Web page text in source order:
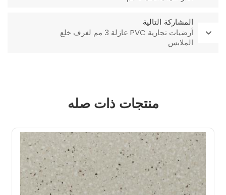
المشاركة التالية
أرضيات تجارية PVC عازلة 3 مم لغرف خلع
الملابس
منتجات ذات صله